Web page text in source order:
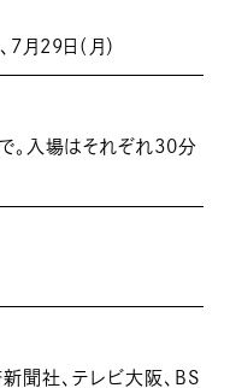
7月29日（月）
。入場はそれぞれ30分
聞社、テレビ大阪、BS